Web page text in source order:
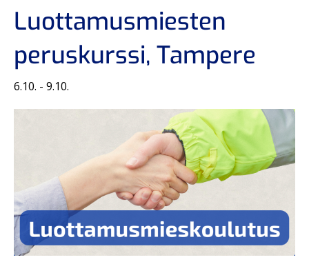
Luottamusmiesten
peruskurssi, Tampere
6.10. - 9.10.